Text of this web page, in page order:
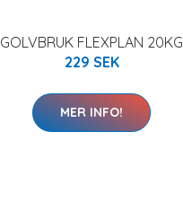
GOLVBRUK FLEXPLAN 20KG
229 SEK
MER INFO!